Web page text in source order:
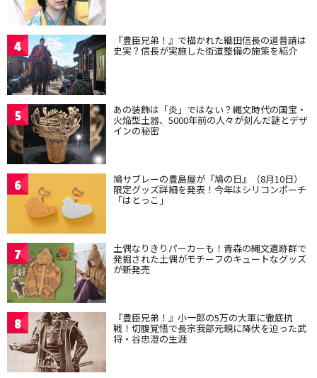
4 『豊臣兄弟！』で描かれた織田信長の道普請は
史実？信長が実施した街道整備の施策を紹介
5 あの装飾は「炎」ではない？縄文時代の国宝・
火焔型土器、5000年前の人々が刻んだ謎とデザ
インの秘密
6 鳩サブレーの豊島屋が『鳩の日』（8月10日）
限定グッズ詳細を発表！今年はシリコンポーチ
「はとっこ」
7 土偶なりきりパーカーも！青森の縄文遺跡群で
発掘された土偶がモチーフのキュートなグッズ
が新発売
8 『豊臣兄弟！』小一郎の5万の大軍に徹底抗
戦！切腹覚悟で長宗我部元親に降伏を迫った武
将・谷忠澄の生涯